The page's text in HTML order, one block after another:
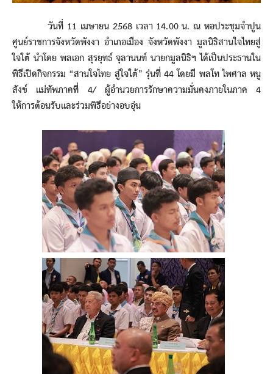
วันที่ 11 เมษายน 2568 เวลา 14.00 น. ณ หอประชุมจำปูน
ศูนย์ราชการจังหวัดพังงา อำเภอเมือง จังหวัดพังงา มูลนิธิสานใจไทยสู่
ใจใต้ นำโดย พลเอก สุรยุทธ์ จุลานนท์ นายกมูลนิธิฯ ได้เป็นประธานใน
พิธีเปิดกิจกรรม “สานใจไทย สู่ใจใต้” รุ่นที่ 44 โดยมี พลโท ไพศาล หนู
สังข์ แม่ทัพภาคที่ 4/ ผู้อำนวยการรักษาความมั่นคงภายในภาค 4
ให้การต้อนรับและร่วมพิธีอย่างอบอุ่น